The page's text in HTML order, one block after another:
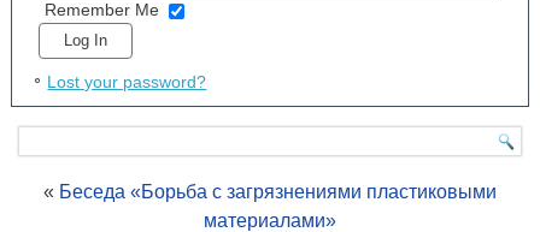
Remember Me
Lost your password?
« Беседа «Борьба с загрязнениями пластиковыми
материалами»